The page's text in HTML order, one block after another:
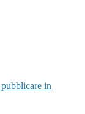
in